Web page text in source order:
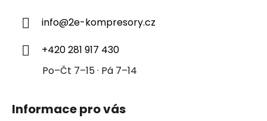
info@2e-kompresory.cz
+420 281 917 430
Po–Čt 7–15 · Pá 7–14
Informace pro vás